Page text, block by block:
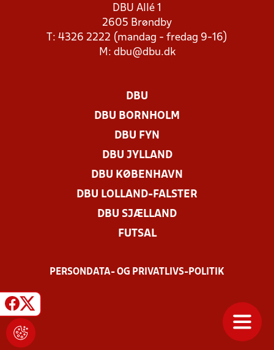
DBU Allé 1
2605 Brøndby
T: 4326 2222 (mandag - fredag 9-16)
M: dbu@dbu.dk
DBU
DBU BORNHOLM
DBU FYN
DBU JYLLAND
DBU KØBENHAVN
DBU LOLLAND-FALSTER
DBU SJÆLLAND
FUTSAL
PERSONDATA- OG PRIVATLIVS-POLITIK